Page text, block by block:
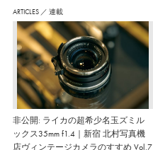
ARTICLES ／ 連載
非公開: ライカの超希少名玉ズミル
ックス35mm f1.4｜新宿 北村写真機
店ヴィンテージカメラのすすめ Vol.7